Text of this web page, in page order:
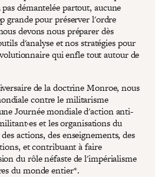
démantelée partout, aucune
grande pour préserver l'ordre
devons nous préparer dès
d'analyse et nos stratégies pour
qui enfle tout autour de
de la doctrine Monroe, nous
contre le militarisme
Journée mondiale d'action anti-
et les organisations du
actions, des enseignements, des
et contribuant à faire
du rôle néfaste de l'impérialisme
du monde entier*.